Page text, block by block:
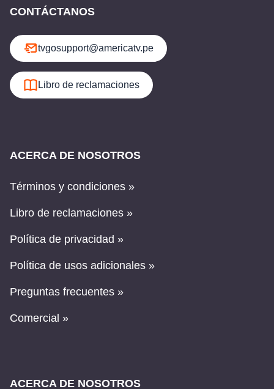
CONTÁCTANOS
tvgosupport@americatv.pe
Libro de reclamaciones
ACERCA DE NOSOTROS
Términos y condiciones »
Libro de reclamaciones »
Política de privacidad »
Política de usos adicionales »
Preguntas frecuentes »
Comercial »
ACERCA DE NOSOTROS